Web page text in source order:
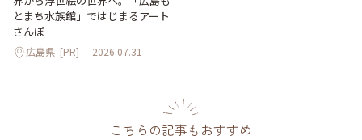
とまち水族館」ではじまるアート
さんぽ
広島県 [PR] 2026.07.31
こちらの記事もおすすめ